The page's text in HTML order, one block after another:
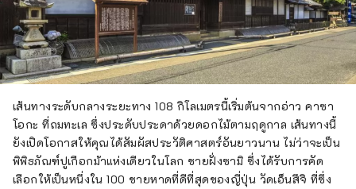
เส้นทางระดับกลางระยะทาง 108 กิโลเมตรนี้เริ่มต้นจากอ่าว คาซา
โอกะ ที่ถมทะเล ซึ่งประดับประดาด้วยดอกไม้ตามฤดูกาล เส้นทางนี้
ยังเปิดโอกาสให้คุณได้สัมผัสประวัติศาสตร์อันยาวนาน ไม่ว่าจะเป็น
พิพิธภัณฑ์ปูเกือกม้าแห่งเดียวในโลก ชายฝั่งซามิ ซึ่งได้รับการคัด
เลือกให้เป็นหนึ่งใน 100 ชายหาดที่ดีที่สุดของญี่ปุ่น วัดเอ็นสึจิ ที่ซึ่ง